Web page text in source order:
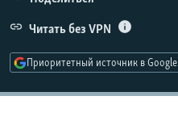
Читать без VPN
Приоритетный источник в Google